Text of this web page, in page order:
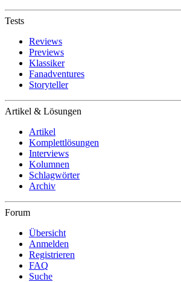
Tests
Reviews
Previews
Klassiker
Fanadventures
Storyteller
Artikel & Lösungen
Artikel
Komplettlösungen
Interviews
Kolumnen
Schlagwörter
Archiv
Forum
Übersicht
Anmelden
Registrieren
FAQ
Suche